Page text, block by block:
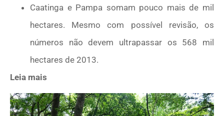
Caatinga e Pampa somam pouco mais de mil
hectares. Mesmo com possível revisão, os
números não devem ultrapassar os 568 mil
hectares de 2013.
Leia mais